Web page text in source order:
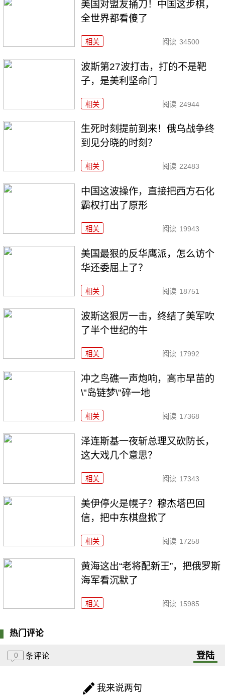
美国对盟友捅刀！中国这步棋，
全世界都看傻了
相关 阅读 34500
波斯第27波打击，打的不是靶
子，是美利坚命门
相关 阅读 24944
生死时刻提前到来！俄乌战争终
到见分晓的时刻？
相关 阅读 22483
中国这波操作，直接把西方石化
霸权打出了原形
相关 阅读 19943
美国最狠的反华鹰派，怎么访个
华还委屈上了？
相关 阅读 18751
波斯这狠厉一击，终结了美军吹
了半个世纪的牛
相关 阅读 17992
冲之鸟礁一声炮响，高市早苗的
\"岛链梦\"碎一地
相关 阅读 17368
泽连斯基一夜斩总理又砍防长，
这大戏几个意思？
相关 阅读 17343
美伊停火是幌子？穆杰塔巴回
信，把中东棋盘掀了
相关 阅读 17258
黄海这出“老将配新王”，把俄罗斯
海军看沉默了
相关 阅读 15985
热门评论
0 条评论 登陆
我来说两句